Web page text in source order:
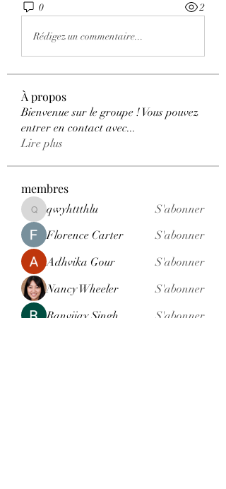
0 2
Rédigez un commentaire...
À propos
Bienvenue sur le groupe ! Vous pouvez
entrer en contact avec...
Lire plus
membres
qwyhttthlu
qwyhttthlu
S'abonner
Florence Carter
S'abonner
Adhvika Gour
S'abonner
Nancy Wheeler
S'abonner
Ranvijay Singh
S'abonner